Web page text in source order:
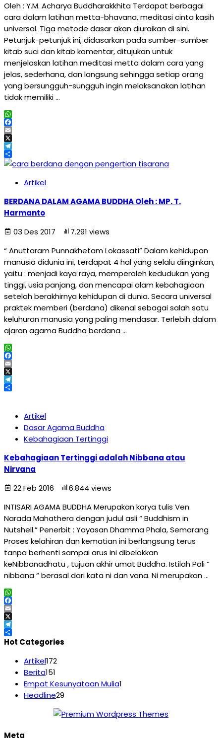
Oleh : Y.M. Acharya Buddharakkhita Terdapat berbagai
cara dalam latihan metta-bhavana, meditasi cinta kasih
universal. Tiga metode dasar akan diuraikan di sini.
Petunjuk-petunjuk ini, didasarkan pada sumber-sumber
kitab suci dan kitab komentar, ditujukan untuk
menjelaskan latihan meditasi metta dalam cara yang
jelas, sederhana, dan langsung sehingga setiap orang
yang bersungguh-sungguh ingin melaksanakan latihan
tidak memiliki …
WhatsApp
Facebook
Email
X
Telegram
Share
Artikel
BERDANA DALAM AGAMA BUDDHA Oleh : MP. T.
Harmanto
03 Des 2017
7.291 views
“ Anuttaram Punnakhetam Lokassati” Dalam kehidupan
manusia didunia ini, terdapat 4 hal yang selalu diinginkan,
yaitu : menjadi kaya raya, memperoleh kedudukan yang
tinggi, usia panjang, dan mencapai alam kebahagiaan
setelah berakhirnya kehidupan di dunia. Secara universal
praktek memberi (berdana) dikenal sebagai salah satu
keluhuran manusia yang paling mendasar. Terlebih dalam
ajaran agama Buddha berdana …
WhatsApp
Facebook
Email
X
Telegram
Artikel
Dasar Agama Buddha
Kebahagiaan Tertinggi
Kebahagiaan Tertinggi adalah Nibbana atau
Nirvana
22 Feb 2016
6.844 views
INTISARI AGAMA BUDDHA Merupakan karya tulis Ven.
Narada Mahathera dengan judul asli “ Buddhism in
Nutshell.” Penerbit : Yayasan Dhamma Phala, Semarang
Proses kelahiran dan kematian ini berlangsung terus
tanpa berhenti sampai arus ini dibelokkan
keNibbanadhatu , tujuan akhir umat Buddha. Istilah Pali “
nibbana “ berasal dari kata ni dan vana. Ni merupakan …
WhatsApp
Facebook
Email
X
Telegram
Share
Hot Categories
Artikel172
Berita151
Empat Kesunyataan Mulia1
Headline29
Meta